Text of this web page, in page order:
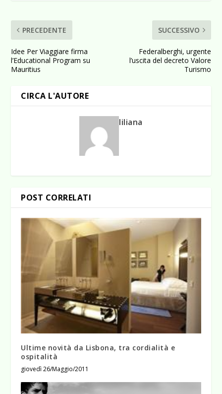
PRECEDENTE
Idee Per Viaggiare firma
l’Educational Program su
Mauritius
SUCCESSIVO
Federalberghi, urgente
l’uscita del decreto Valore
Turismo
CIRCA L'AUTORE
liliana
POST CORRELATI
Ultime novità da Lisbona, tra cordialità e
ospitalità
giovedì 26/Maggio/2011